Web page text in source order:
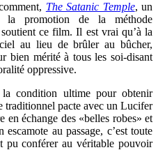
The Satanic Temple, un
la promotion de la méthode
ce film. Il est vrai qu’à la
au lieu de brûler au bûcher,
bien mérité à tous les soi-disant
oppressive.
condition ultime pour obtenir
traditionnel pacte avec un Lucifer
échange des «belles robes» et
au passage, c’est toute
pu conférer au véritable pouvoir